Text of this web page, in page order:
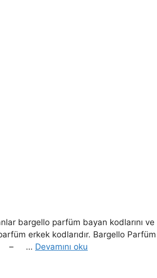
bargello parfüm bayan kodlarını ve
erkek kodlarıdır. Bargello Parfüm
– … Devamını oku